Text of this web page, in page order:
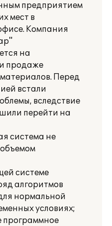
предприятием
мест в
Компания
на
продаже
Перед
встали
вследствие
перейти на
система не
системе
алгоритмов
нормальной
условиях;
программное